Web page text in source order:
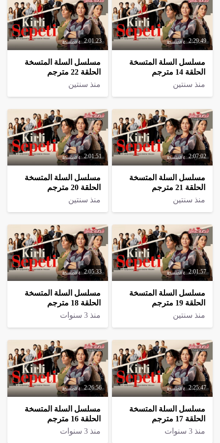
2:29:49
مسلسل السلة المتسخة
الحلقة 14 مترجم
منذ سنتين
2:01:23
مسلسل السلة المتسخة
الحلقة 22 مترجم
منذ سنتين
2:07:02
مسلسل السلة المتسخة
الحلقة 21 مترجم
منذ سنتين
2:01:51
مسلسل السلة المتسخة
الحلقة 20 مترجم
منذ سنتين
2:01:57
مسلسل السلة المتسخة
الحلقة 19 مترجم
منذ سنتين
2:05:33
مسلسل السلة المتسخة
الحلقة 18 مترجم
منذ 3 سنوات
2:25:47
مسلسل السلة المتسخة
الحلقة 17 مترجم
منذ 3 سنوات
2:26:56
مسلسل السلة المتسخة
الحلقة 16 مترجم
منذ 3 سنوات